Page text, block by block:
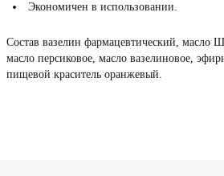
Экономичен в использовании.
Состав вазелин фармацевтический,
масло персиковое, масло вазелиновое,
пищевой краситель оранжевый.